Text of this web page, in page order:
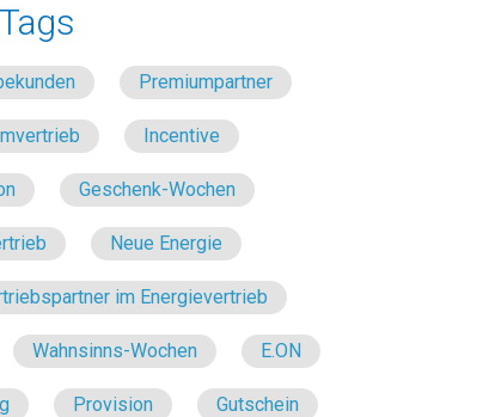
Premiumpartner
Incentive
Geschenk-Wochen
Neue Energie
im Energievertrieb
Wahnsinns-Wochen E.ON
Provision Gutschein